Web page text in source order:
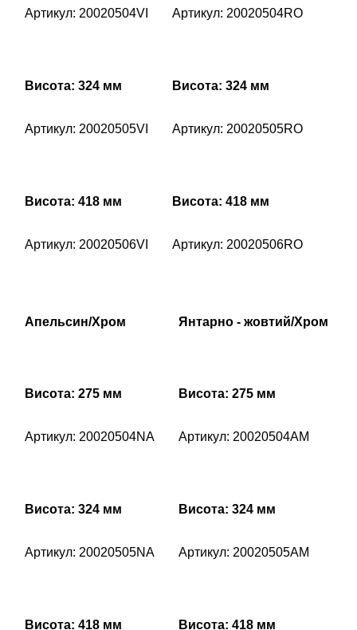
Артикул: 20020504VI
Висота: 324 мм
Артикул: 20020505VI
Висота: 418 мм
Артикул: 20020506VI
Артикул: 20020504RO
Висота: 324 мм
Артикул: 20020505RO
Висота: 418 мм
Артикул: 20020506RO
Апельсин/Хром
Висота: 275 мм
Артикул: 20020504NA
Висота: 324 мм
Артикул: 20020505NA
Висота: 418 мм
Янтарно - жовтий/Хром
Висота: 275 мм
Артикул: 20020504AM
Висота: 324 мм
Артикул: 20020505AM
Висота: 418 мм